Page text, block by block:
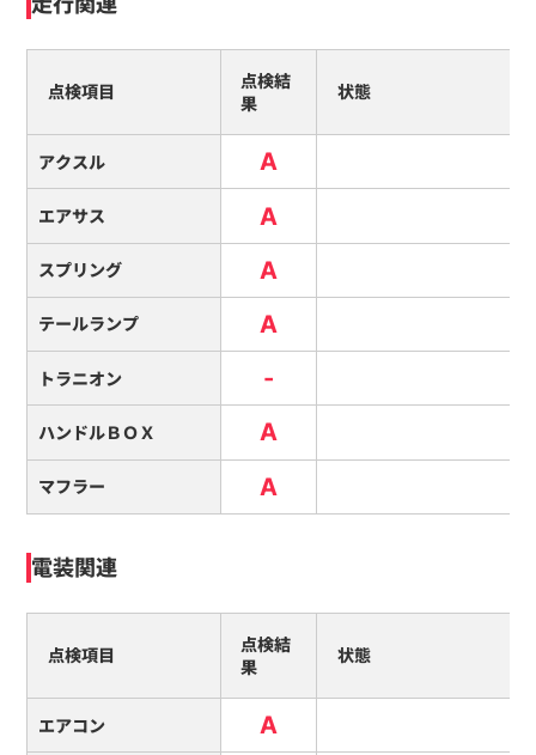
点検項目
点検結
果
状態
アクスル A
エアサス A
スプリング A
テールランプ A
トラニオン -
ハンドルＢＯＸ A
マフラー A
電装関連
点検項目
点検結
果
状態
エアコン A